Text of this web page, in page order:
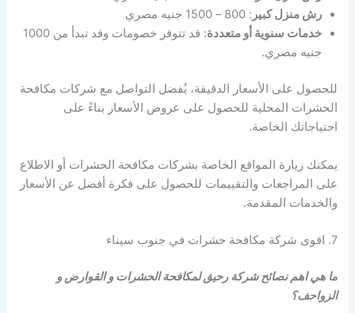
رش منزل كبير : 800 – 1500 جنيه مصري
خدمات سنوية أو متعددة
: قد تتوفر خصومات وقد تبدأ من 1000
جنيه مصري.
للحصول على الأسعار الدقيقة، يُفضل التواصل مع شركات مكافحة
الحشرات المحلية للحصول على عروض الأسعار بناءً على
احتياجاتك الخاصة.
يمكنك زيارة المواقع الخاصة بشركات مكافحة الحشرات أو الاطلاع
على المراجعات والتقييمات للحصول على فكرة أفضل عن الأسعار
والخدمات المقدمة.
7. اقوى شركة مكافحة حشرات في جنوب سيناء
ما هي اهم نصائح شركة رحيق لمكافحة الحشرات و القوارض و
الزواحف؟